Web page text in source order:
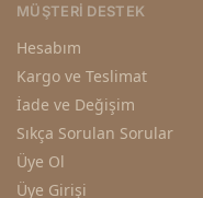
MÜŞTERI DESTEK
Hesabım
Kargo ve Teslimat
İade ve Değişim
Sıkça Sorulan Sorular
Üye Ol
Üye Girişi